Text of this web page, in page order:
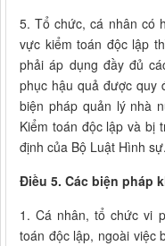
5. Tổ chức, cá nhân có
vực kiểm toán độc lập
phải áp dụng đầy đủ
phục hậu quả được quy
biện pháp quản lý nhà
Kiểm toán độc lập và bị
định của Bộ Luật Hình sự.
Điều 5. Các biện pháp
1. Cá nhân, tổ chức vi
toán độc lập, ngoài việc